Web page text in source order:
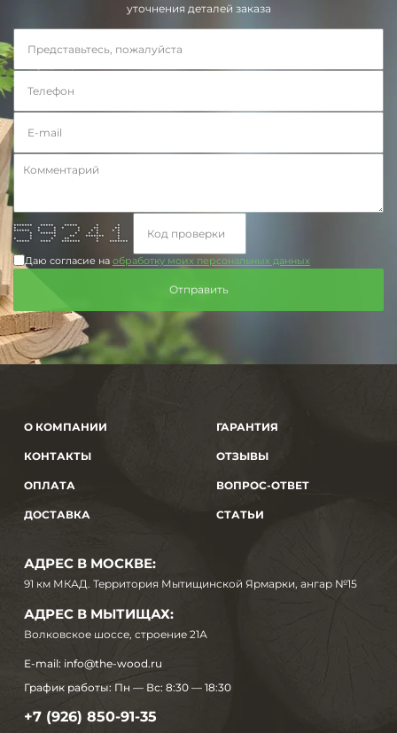
уточнения деталей заказа
******* ***** ***** * *
* * * * * ** **
****** * * * * * * *
* ****** * * * *
* * ** ******* *
* * * ** * *
***** **** ******* * *******
Даю согласие на обработку моих персональных данных
О КОМПАНИИ
КОНТАКТЫ
ОПЛАТА
ДОСТАВКА
ГАРАНТИЯ
ОТЗЫВЫ
ВОПРОС-ОТВЕТ
СТАТЬИ
АДРЕС В МОСКВЕ:
91 км МКАД. Территория Мытищинской Ярмарки, ангар №15
АДРЕС В МЫТИЩАХ:
Волковское шоссе, строение 21А
E-mail: info@the-wood.ru
График работы: Пн — Вс: 8:30 — 18:30
+7 (926) 850-91-35